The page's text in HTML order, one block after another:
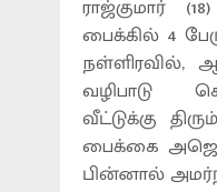
ராஜ்குமார்
பைக்கில் 4
நள்ளிரவில்,
வழிபாடு
வீட்டுக்கு
பைக்கை
பின்னால்